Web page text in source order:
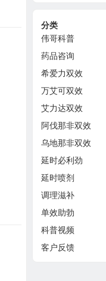
分类
伟哥科普
药品咨询
希爱力双效
万艾可双效
艾力达双效
阿伐那非双效
乌地那非双效
延时必利劲
延时喷剂
调理滋补
单效助勃
科普视频
客户反馈